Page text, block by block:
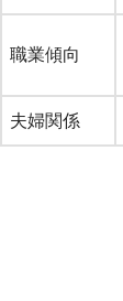
職業傾向
夫婦関係